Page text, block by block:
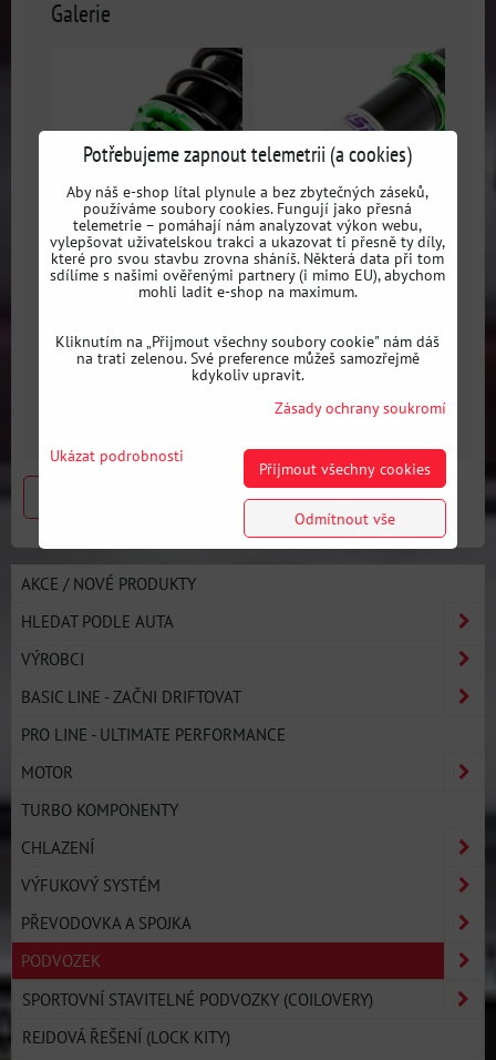
Galerie
Sportovní výškově a
podvozek HSD
Monopro pro BMW Z3
Sportovní výškově a
podvozek HSD
Monopro pro BMW Z3
AKCE / NOVÉ PRODUKTY
HLEDAT PODLE AUTA
VÝROBCI
BASIC LINE - ZAČNI DRIFTOVAT
PRO LINE - ULTIMATE PERFORMANCE
MOTOR
TURBO KOMPONENTY
CHLAZENÍ
VÝFUKOVÝ SYSTÉM
PŘEVODOVKA A SPOJKA
PODVOZEK
SPORTOVNÍ STAVITELNÉ PODVOZKY (COILOVERY)
REJDOVÁ ŘEŠENÍ (LOCK KITY)
Potřebujeme zapnout telemetrii (a cookies)
Aby náš e-shop lítal plynule a bez zbytečných záseků,
používáme soubory cookies. Fungují jako přesná
telemetrie – pomáhají nám analyzovat výkon webu,
vylepšovat uživatelskou trakci a ukazovat ti přesně ty díly,
které pro svou stavbu zrovna sháníš. Některá data při tom
sdílíme s našimi ověřenými partnery (i mimo EU), abychom
mohli ladit e-shop na maximum.
Kliknutím na „Přijmout všechny soubory cookie" nám dáš
na trati zelenou. Své preference můžeš samozřejmě
kdykoliv upravit.
Zásady ochrany soukromí
Ukázat podrobnosti
Přijmout všechny cookies
Odmítnout vše